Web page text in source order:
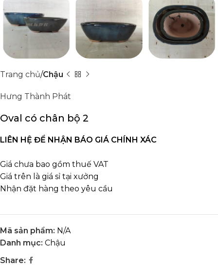
Trang chủ Chậu
Hưng Thành Phát
Oval có chân bộ 2
LIÊN HỆ ĐỂ NHẬN BÁO GIÁ CHÍNH XÁC
Giá chưa bao gồm thuế VAT
Giá trên là giá sỉ tại xưởng
Nhận đặt hàng theo yêu cầu
Mã sản phẩm: N/A
Danh mục: Chậu
Share: